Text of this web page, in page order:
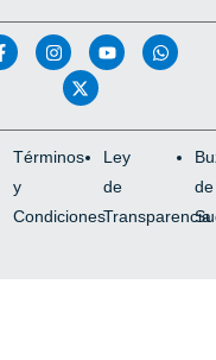
Términos
y
Condiciones
Ley
de
Transparencia
de